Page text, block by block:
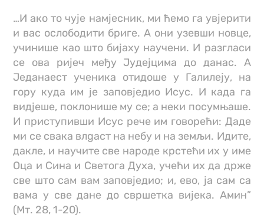
…И ако то чује намјесник, ми ћемо га увјерити
и вас ослободити бриге. А они узевши новце,
учинише као што бијаху научени. И разгласи
се ова ријеч међу Јудејцима до данас. А
Једанаест ученика отидоше у Галилеју, на
гору куда им је заповједио Исус. И када га
видјеше, поклонише му се; а неки посумњаше.
И приступивши Исус рече им говорећи: Даде
ми се свака влgаст на небу и на земљи. Идите,
дакле, и научите све народе крстећи их у име
Оца и Сина и Светога Духа, учећи их да држе
све што сам вам заповједио; и, ево, ја сам са
вама у све дане до свршетка вијека. Амин”
(Мт. 28, 1-20).